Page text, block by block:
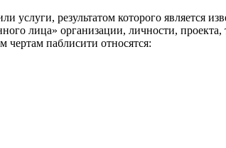
услуги, результатом которого является
лица» организации, личности,
паблисити относятся: